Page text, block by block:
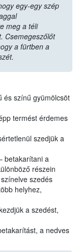
egy-egy szép
meg a téli
Csemegeszőlőt
a fürtben a
és színű gyümölcsöt
termést érdemes
szedjük a
betakarítani a
részein
szedés
helyhez,
a szedést,
a nedves